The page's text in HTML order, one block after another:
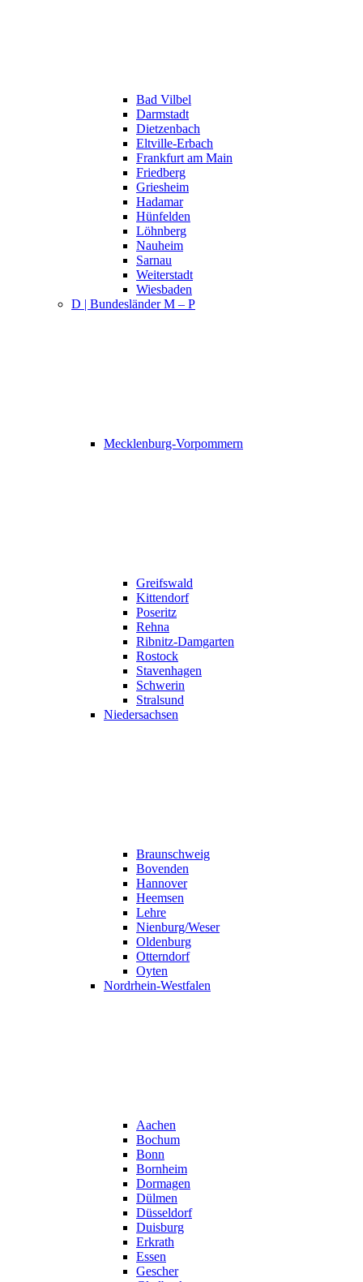
Bad Vilbel
Darmstadt
Dietzenbach
Eltville-Erbach
Frankfurt am Main
Friedberg
Griesheim
Hadamar
Hünfelden
Löhnberg
Nauheim
Sarnau
Weiterstadt
Wiesbaden
D | Bundesländer M – P
Mecklenburg-Vorpommern
Greifswald
Kittendorf
Poseritz
Rehna
Ribnitz-Damgarten
Rostock
Stavenhagen
Schwerin
Stralsund
Niedersachsen
Braunschweig
Bovenden
Hannover
Heemsen
Lehre
Nienburg/Weser
Oldenburg
Otterndorf
Oyten
Nordrhein-Westfalen
Aachen
Bochum
Bonn
Bornheim
Dormagen
Dülmen
Düsseldorf
Duisburg
Erkrath
Essen
Gescher